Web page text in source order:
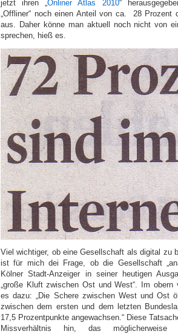
jetzt ihren „Onliner Atlas 2010“
„Offliner“ noch einen Anteil von ca. 28 Prozent
aus. Daher könne man aktuell noch nicht von
sprechen, hieß es.
Viel wichtiger, ob eine Gesellschaft als digital zu
ist für mich dei Frage, ob die Gesellschaft
Kölner Stadt-Anzeiger in seiner heutigen
„große Kluft zwischen Ost und West“. Im
es dazu: „Die Schere zwischen West und Ost
zwischen dem ersten und dem letzten
17,5 Prozentpunkte angewachsen.“ Diese
Missverhältnis hin, das